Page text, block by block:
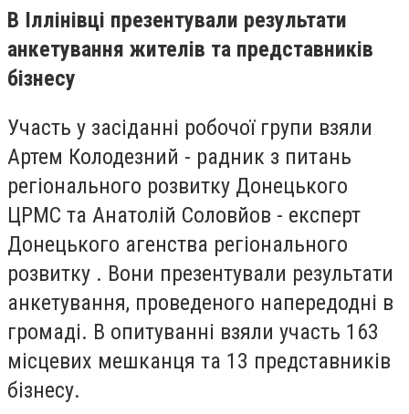
В Іллінівці презентували результати
анкетування жителів та представників
бізнесу
Участь у засіданні робочої групи взяли
Артем Колодезний - радник з питань
регіонального розвитку Донецького
ЦРМС та Анатолій Соловйов - експерт
Донецького агенства регіонального
розвитку . Вони презентували результати
анкетування, проведеного напередодні в
громаді. В опитуванні взяли участь 163
місцевих мешканця та 13 представників
бізнесу.